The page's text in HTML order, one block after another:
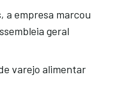
a empresa marcou
geral
varejo alimentar